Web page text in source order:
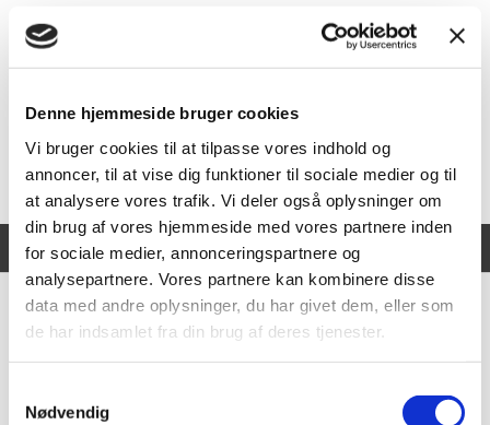
Denne hjemmeside bruger cookies
Vi bruger cookies til at tilpasse vores indhold og
annoncer, til at vise dig funktioner til sociale medier og til
at analysere vores trafik. Vi deler også oplysninger om
din brug af vores hjemmeside med vores partnere inden
for sociale medier, annonceringspartnere og
analysepartnere. Vores partnere kan kombinere disse
data med andre oplysninger, du har givet dem, eller som
de har indsamlet fra din brug af deres tjenester.
Nødvendig
Vi er en del af følgende samarbejde: